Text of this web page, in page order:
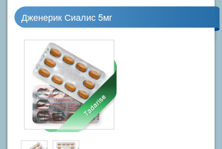
Дженерик Сиалис 5мг